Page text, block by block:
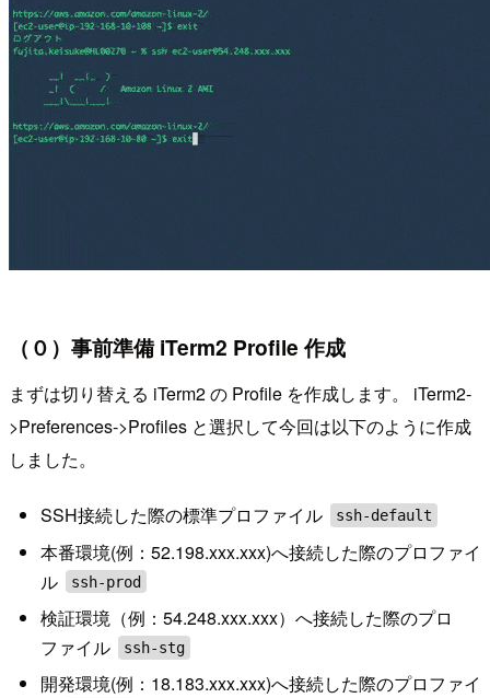
（０）事前準備 iTerm2 Profile 作成
まずは切り替える iTerm2 の Profile を作成します。 iTerm2-
>Preferences->Profiles と選択して今回は以下のように作成
しました。
SSH接続した際の標準プロファイル ssh-default
本番環境(例：52.198.xxx.xxx)へ接続した際のプロファイ
ル
ssh-prod
検証環境（例：54.248.xxx.xxx）へ接続した際のプロ
ファイル
ssh-stg
開発環境(例：18.183.xxx.xxx)へ接続した際のプロファイ